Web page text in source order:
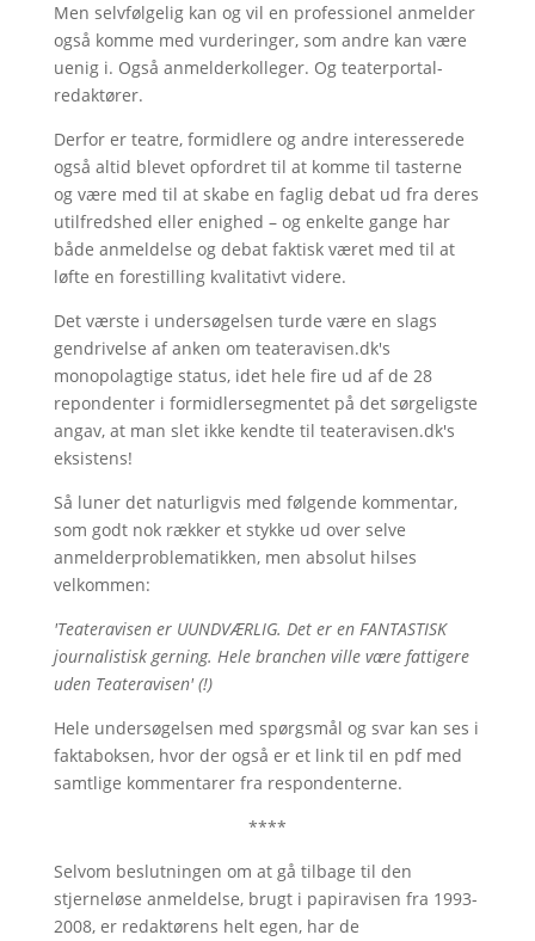
Men selvfølgelig kan og vil en professionel anmelder
også komme med vurderinger, som andre kan være
uenig i. Også anmelderkolleger. Og teaterportal-
redaktører.
Derfor er teatre, formidlere og andre interesserede
også altid blevet opfordret til at komme til tasterne
og være med til at skabe en faglig debat ud fra deres
utilfredshed eller enighed – og enkelte gange har
både anmeldelse og debat faktisk været med til at
løfte en forestilling kvalitativt videre.
Det værste i undersøgelsen turde være en slags
gendrivelse af anken om teateravisen.dk's
monopolagtige status, idet hele fire ud af de 28
repondenter i formidlersegmentet på det sørgeligste
angav, at man slet ikke kendte til teateravisen.dk's
eksistens!
Så luner det naturligvis med følgende kommentar,
som godt nok rækker et stykke ud over selve
anmelderproblematikken, men absolut hilses
velkommen:
'Teateravisen er UUNDVÆRLIG. Det er en FANTASTISK
journalistisk gerning. Hele branchen ville være fattigere
uden Teateravisen' (!)
Hele undersøgelsen med spørgsmål og svar kan ses i
faktaboksen, hvor der også er et link til en pdf med
samtlige kommentarer fra respondenterne.
****
Selvom beslutningen om at gå tilbage til den
stjerneløse anmeldelse, brugt i papiravisen fra 1993-
2008, er redaktørens helt egen, har de